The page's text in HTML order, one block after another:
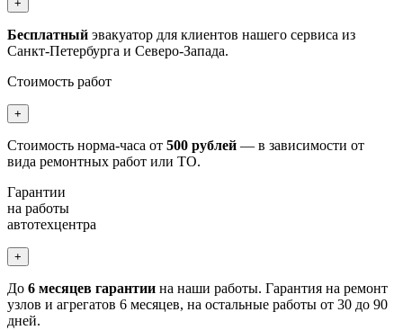
+
Бесплатный эвакуатор для клиентов нашего сервиса из
Санкт-Петербурга и Северо-Запада.
Стоимость работ
+
Стоимость норма-часа от 500 рублей — в зависимости от
вида ремонтных работ или ТО.
Гарантии
на работы
автотехцентра
+
До 6 месяцев гарантии на наши работы. Гарантия на ремонт
узлов и агрегатов 6 месяцев, на остальные работы от 30 до 90
дней.